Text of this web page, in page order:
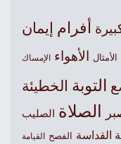
أفرام إيمان
الأهواء الإمساك
التوبة الخطيئة
الصلاة الصليب
الفصح القيامة